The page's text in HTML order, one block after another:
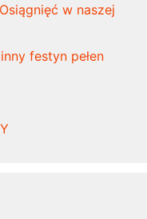
w naszej
festyn pełen